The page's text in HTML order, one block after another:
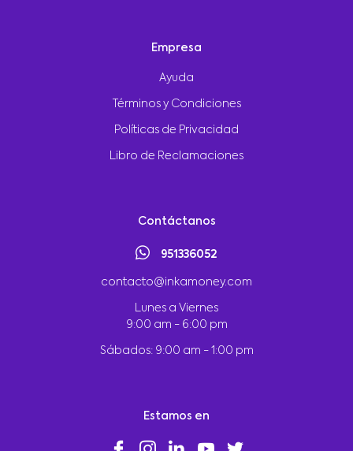
Empresa
Ayuda
Términos y Condiciones
Políticas de Privacidad
Libro de Reclamaciones
Contáctanos
951336052
contacto@inkamoney.com
Lunes a Viernes
9:00 am - 6:00 pm
Sábados: 9:00 am - 1:00 pm
Estamos en